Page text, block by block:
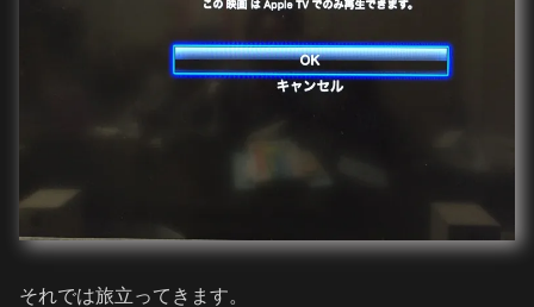
それでは旅立ってきます。